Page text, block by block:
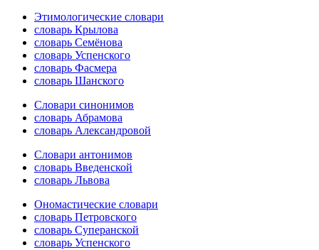
Этимологические словари
словарь Крылова
словарь Семёнова
словарь Успенского
словарь Фасмера
словарь Шанского
Словари синонимов
словарь Абрамова
словарь Александровой
Словари антонимов
словарь Введенской
словарь Львова
Ономастические словари
словарь Петровского
словарь Суперанской
словарь Успенского